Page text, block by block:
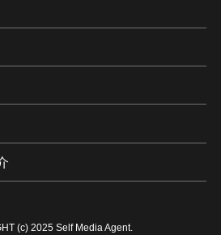
(c) 2025 Self Media Agent.